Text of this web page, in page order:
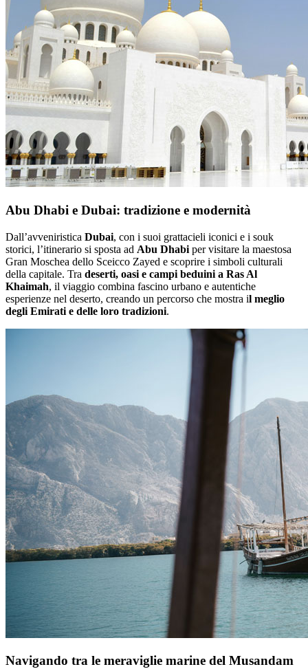
Abu Dhabi e Dubai: tradizione e modernità
Dall’avveniristica Dubai, con i suoi grattacieli iconici e i souk
storici, l’itinerario si sposta ad Abu Dhabi per visitare la maestosa
Gran Moschea dello Sceicco Zayed e scoprire i simboli culturali
della capitale. Tra deserti, oasi e campi beduini a Ras Al
Khaimah, il viaggio combina fascino urbano e autentiche
esperienze nel deserto, creando un percorso che mostra il meglio
degli Emirati e delle loro tradizioni.
Navigando tra le meraviglie marine del Musandam